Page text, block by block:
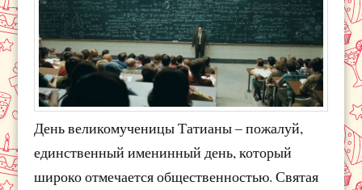
День великомученицы Татианы – пожалуй,
единственный именинный день, который
широко отмечается общественностью. Святая